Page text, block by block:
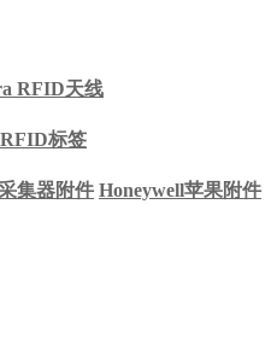
RFID天线
RFID标签
集器附件 Honeywell苹果附件